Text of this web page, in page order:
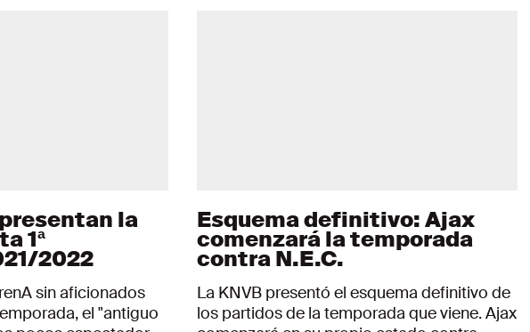
la
1ª
2022
sin aficionados
el "antiguo
Esquema definitivo: Ajax
comenzará la temporada
contra N.E.C.
La KNVB presentó el esquema definitivo de
los partidos de la temporada que viene. Ajax